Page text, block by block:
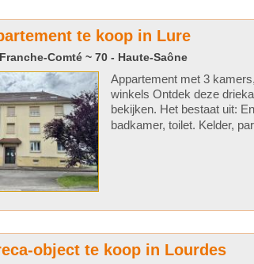
te koop in Lure
Comté ~ 70 - Haute-Saône
Appartement met 3
winkels Ontdek deze
bekijken. Het bestaat uit:
badkamer, toilet. Kelder,
object te koop in Lourdes